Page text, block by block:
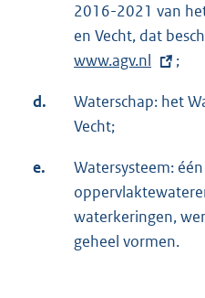
2016-2021 van
en Vecht, dat
www.agv.nl ;
d.
Waterschap: het
Vecht;
e.
Watersysteem:
waterkeringen,
geheel vormen.